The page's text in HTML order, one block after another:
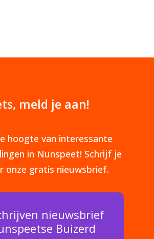
meld je aan!
hoogte van interessante
in Nunspeet! Schrijf je
onze gratis nieuwsbrief.
nieuwsbrief
Buizerd